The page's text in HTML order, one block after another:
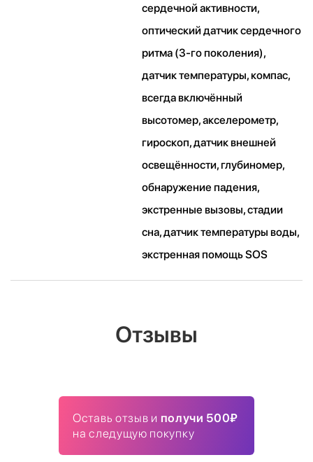
сердечной активности,
оптический датчик сердечного
ритма (3‑го поколения),
датчик температуры, компас,
всегда включённый
высотомер, акселерометр,
гироскоп, датчик внешней
освещённости, глубиномер,
обнаружение падения,
экстренные вызовы, стадии
сна, датчик температуры воды,
экстренная помощь SOS
Отзывы
Оставь отзыв и получи 500₽
на следущую покупку